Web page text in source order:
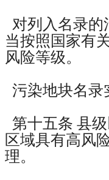
对列入名录的
当按照国家有
风险等级。
污染地块名录
第十五条 县
区域具有高风
理。